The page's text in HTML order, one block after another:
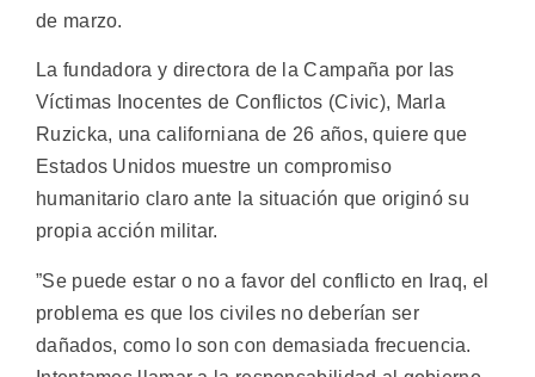
de marzo.
La fundadora y directora de la Campaña por las
Víctimas Inocentes de Conflictos (Civic), Marla
Ruzicka, una californiana de 26 años, quiere que
Estados Unidos muestre un compromiso
humanitario claro ante la situación que originó su
propia acción militar.
”Se puede estar o no a favor del conflicto en Iraq, el
problema es que los civiles no deberían ser
dañados, como lo son con demasiada frecuencia.